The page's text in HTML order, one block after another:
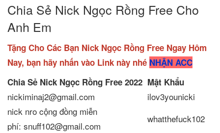
Chia Sẻ Nick Ngọc Rồng Free Cho
Anh Em
Tặng Cho Các Bạn Nick Ngọc Rồng Free Ngay Hôm
Nay, bạn hãy nhấn vào Link này nhé NHẬN ACC
Chia Sẻ Nick Ngọc Rồng Free 2022 Mật Khẩu
nickiminaj2@gmail.com
ilov3younicki
nick nro cộng đồng miễn
phí: snuff102@gmail.com
whatthefuck102